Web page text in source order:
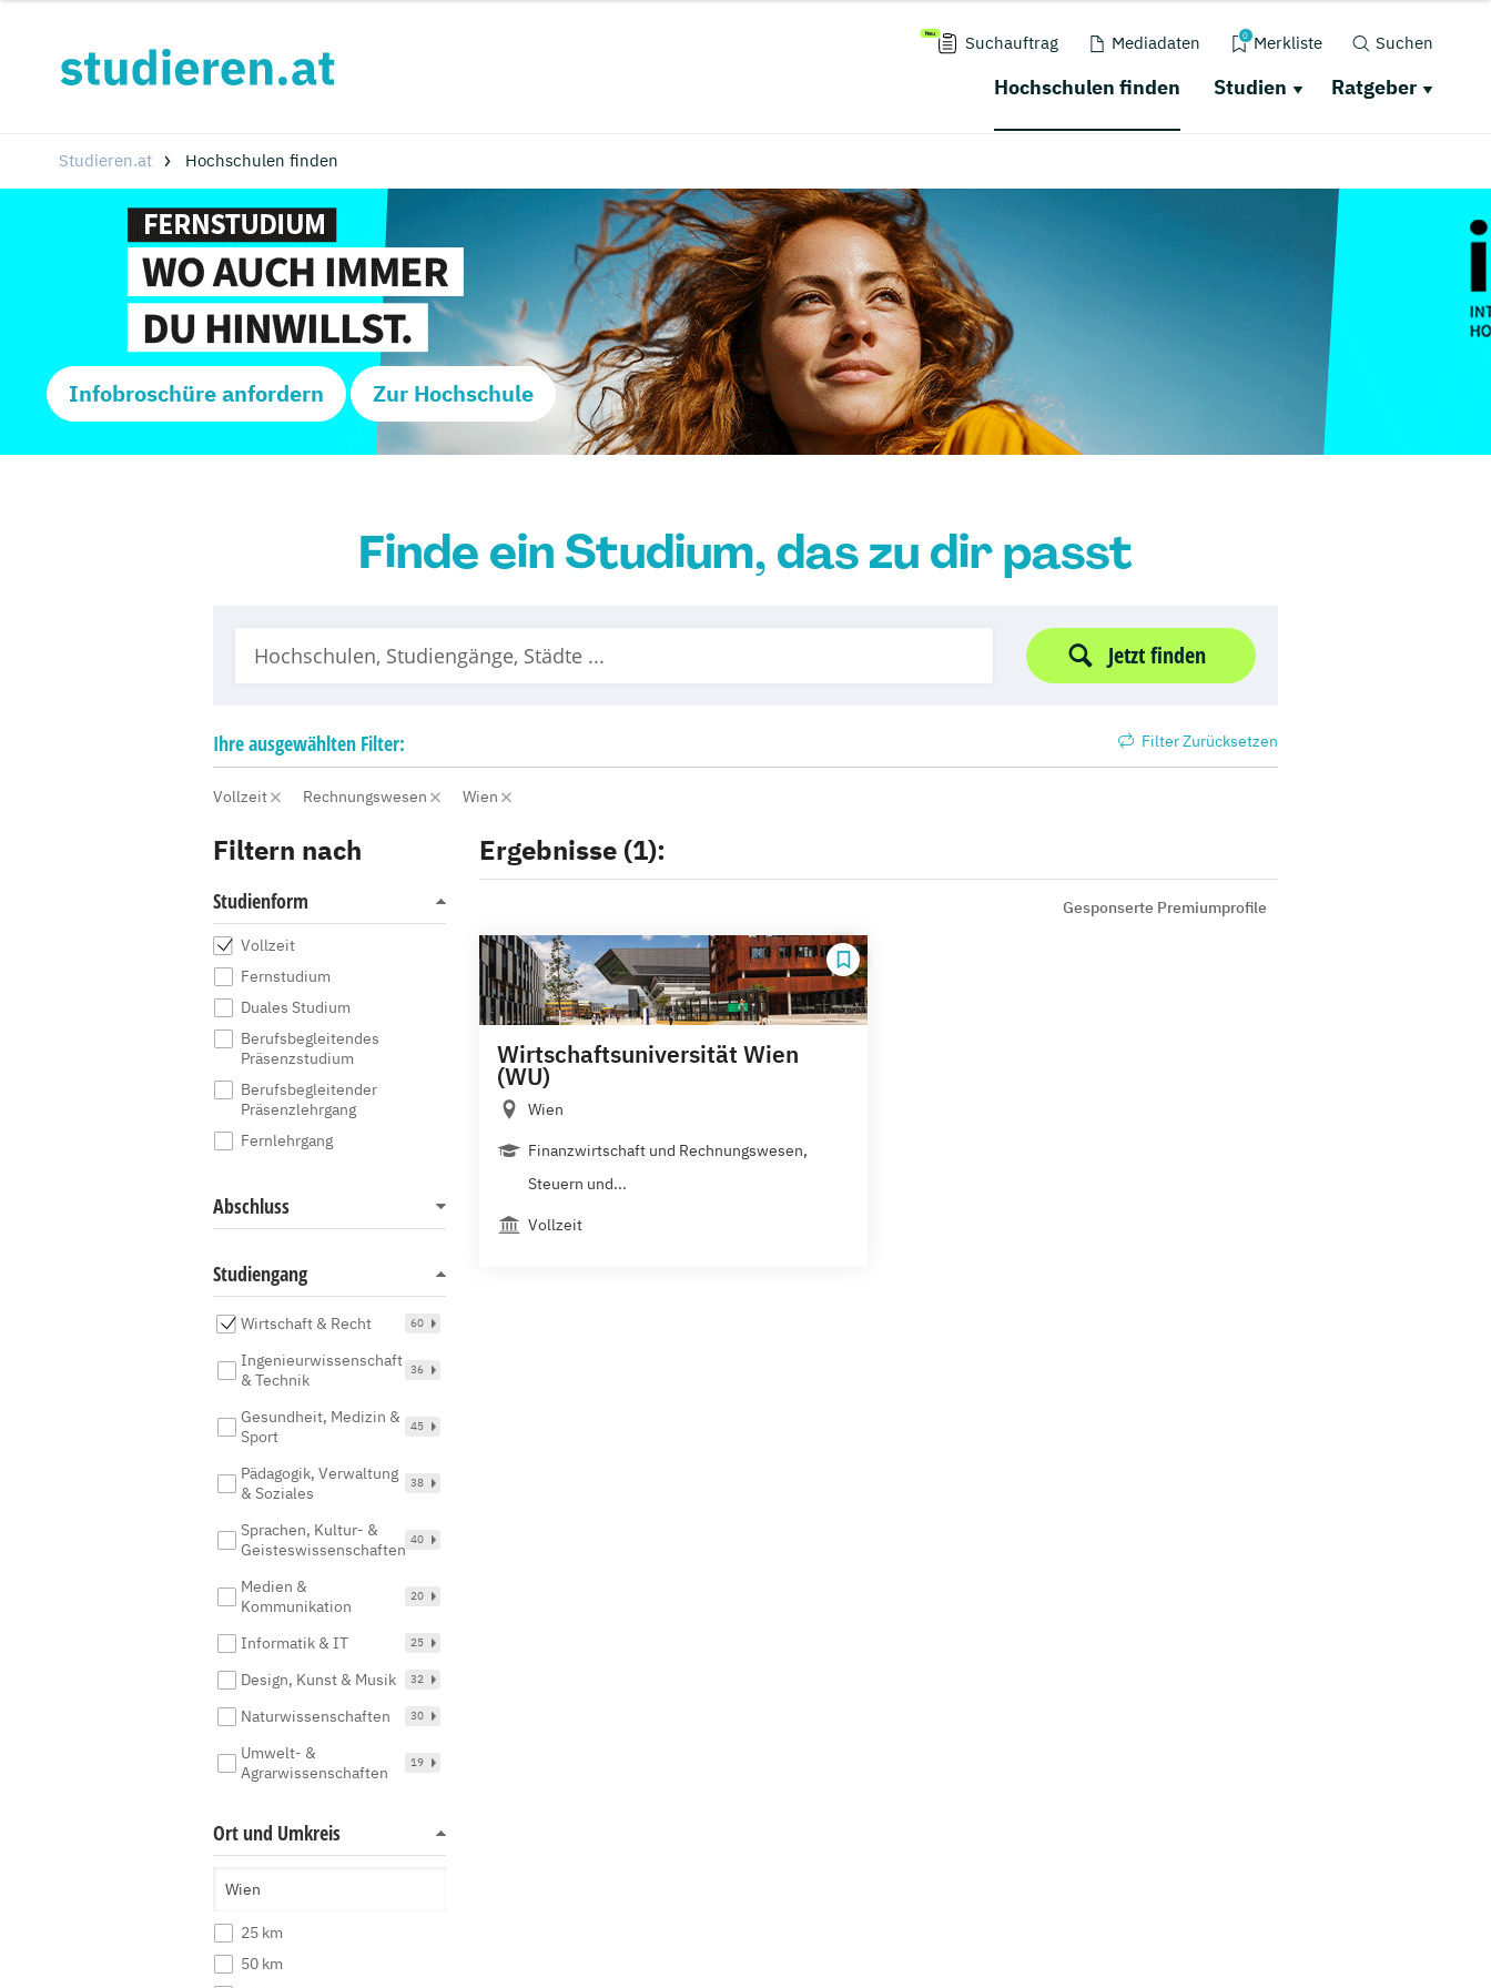
Suchauftrag Mediadaten 0 Merkliste Suchen
Hochschulen finden Studien Ratgeber
Studieren.at Hochschulen finden
Infobroschüre anfordern Zur Hochschule
Finde ein Studium, das zu dir passt
Jetzt finden
Ihreausgewählten Filter: Filter Zurücksetzen
Vollzeit Rechnungswesen Wien
Filtern nach
Studienform
Vollzeit
Fernstudium
Duales Studium
Berufsbegleitendes
Präsenzstudium
Berufsbegleitender
Präsenzlehrgang
Fernlehrgang
Abschluss
Studiengang
Wirtschaft & Recht 60
Ingenieurwissenschaft
& Technik
36
Gesundheit, Medizin &
Sport
45
Pädagogik, Verwaltung
& Soziales
38
Sprachen, Kultur- &
Geisteswissenschaften
40
Medien &
Kommunikation
20
Informatik & IT 25
Design, Kunst & Musik 32
Naturwissenschaften 30
Umwelt- &
Agrarwissenschaften
19
Ort und Umkreis
25 km
50 km
Ergebnisse (1):
Gesponserte Premiumprofile
Wirtschaftsuniversität Wien
(WU)
Wien
Finanzwirtschaft und Rechnungswesen,
Steuern und...
Vollzeit